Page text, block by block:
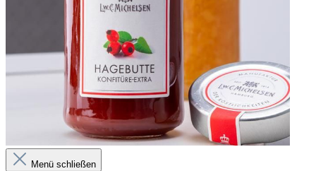
Menü schließen